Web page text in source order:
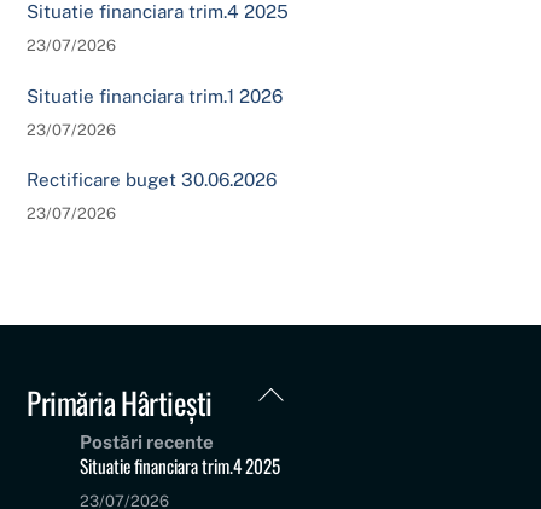
Situatie financiara trim.4 2025
23/07/2026
Situatie financiara trim.1 2026
23/07/2026
Rectificare buget 30.06.2026
23/07/2026
Back
Primăria Hârtiești
Postări recente
Situatie financiara trim.4 2025
23/07/2026